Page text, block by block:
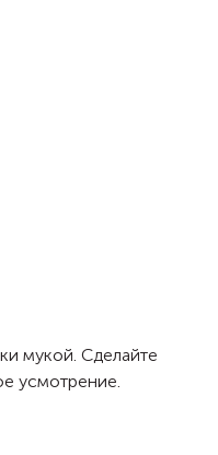
мукой. Сделайте
усмотрение.